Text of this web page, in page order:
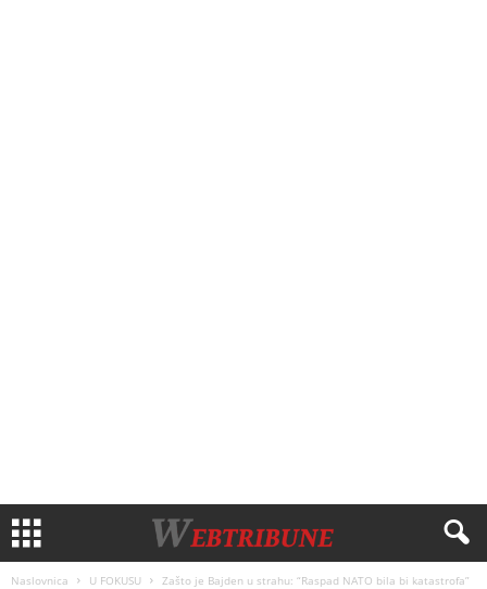
Naslovnica U FOKUSU Zašto je Bajden u strahu: “Raspad NATO bila bi katastrofa”